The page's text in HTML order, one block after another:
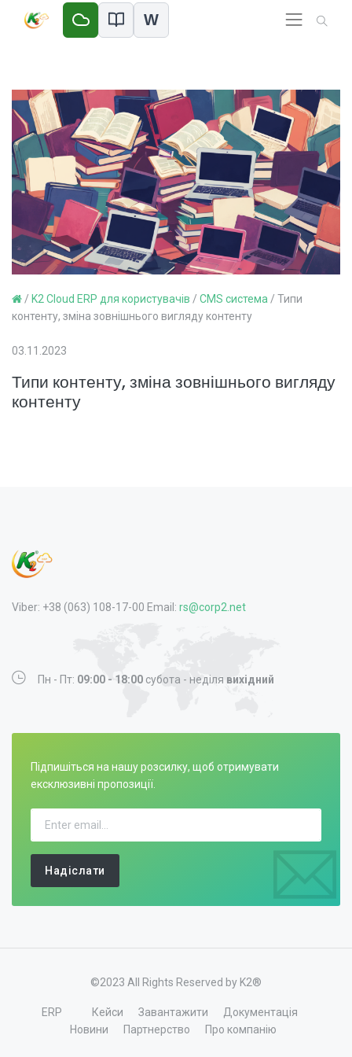
W
/ K2 Cloud ERP для користувачів / CMS система / Типи
контенту, зміна зовнішнього вигляду контенту
03.11.2023
Типи контенту, зміна зовнішнього вигляду
контенту
Viber: +38 (063) 108-17-00 Email: rs@corp2.net
Пн - Пт: 09:00 - 18:00 субота - неділя вихідний
Підпишіться на нашу розсилку, щоб отримувати
ексклюзивні пропозиції.
Надіслати
©2023 All Rights Reserved by K2®
ERP Кейси Завантажити
Документація
Новини
Партнерство Про компанію